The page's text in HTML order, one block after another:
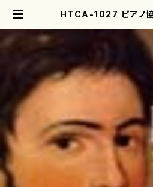
HTCA-1027 ピア
D） |